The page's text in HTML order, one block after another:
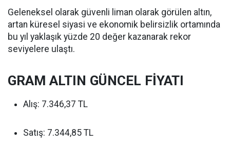
Geleneksel olarak güvenli liman olarak görülen altın,
artan küresel siyasi ve ekonomik belirsizlik ortamında
bu yıl yaklaşık yüzde 20 değer kazanarak rekor
seviyelere ulaştı.
GRAM ALTIN GÜNCEL FİYATI
Alış: 7.346,37 TL
Satış: 7.344,85 TL